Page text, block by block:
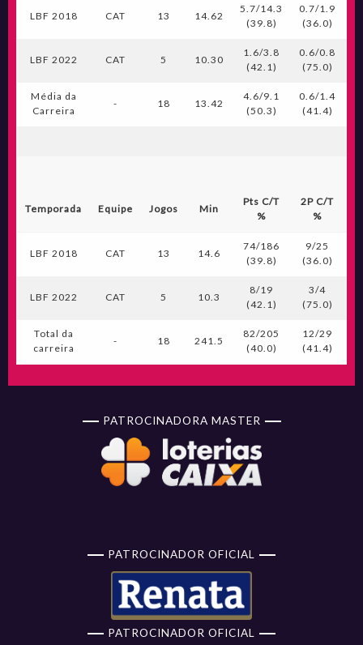
LBF 2018 CAT 13 14.62
5.7/14.3
(39.8)
0.7/1.9
(36.0)
LBF 2022 CAT 5 10.30
1.6/3.8
(42.1)
0.6/0.8
(75.0)
Média da
Carreira
- 18 13.42
4.6/9.1
(50.3)
0.6/1.4
(41.4)
Temporada Equipe Jogos Min
Pts C/T
%
2P C/T
%
LBF 2018 CAT 13 14.6
74/186
(39.8)
9/25
(36.0)
LBF 2022 CAT 5 10.3
8/19
(42.1)
3/4
(75.0)
Total da
carreira
- 18 241.5
82/205
(40.0)
12/29
(41.4)
PATROCINADORA MASTER
PATROCINADOR OFICIAL
PATROCINADOR OFICIAL